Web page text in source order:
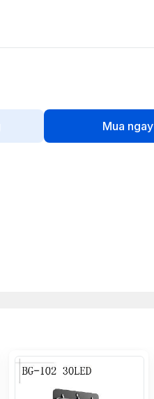
Mua ngay